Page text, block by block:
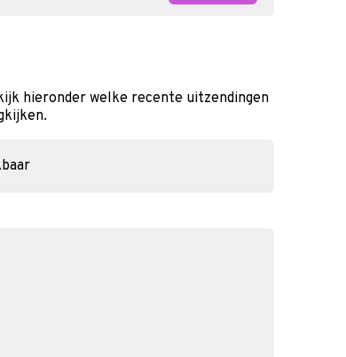
hieronder welke recente uitzendingen